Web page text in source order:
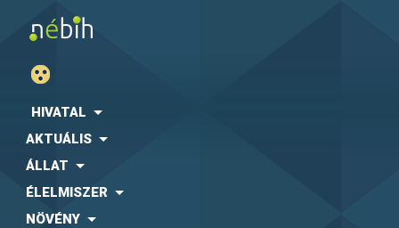
HIVATAL
AKTUÁLIS
ÁLLAT
ÉLELMISZER
NÖVÉNY